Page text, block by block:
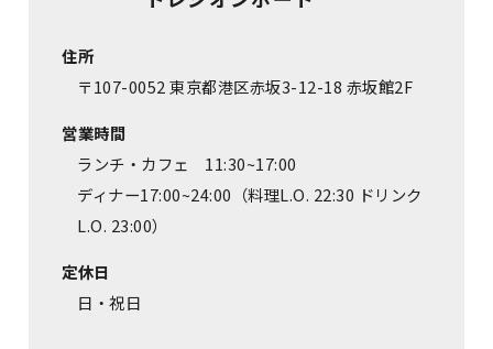
住所
〒107-0052 東京都港区赤坂3-12-18 赤坂館2F
営業時間
ランチ・カフェ 11:30~17:00
ディナー17:00~24:00（料理L.O. 22:30 ドリンク
L.O. 23:00）
定休日
日・祝日